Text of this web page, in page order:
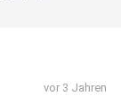
vor 3 Jahren